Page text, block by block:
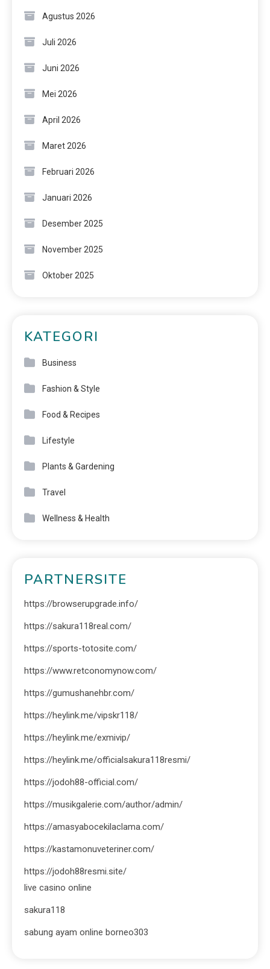
Agustus 2026
Juli 2026
Juni 2026
Mei 2026
April 2026
Maret 2026
Februari 2026
Januari 2026
Desember 2025
November 2025
Oktober 2025
KATEGORI
Business
Fashion & Style
Food & Recipes
Lifestyle
Plants & Gardening
Travel
Wellness & Health
PARTNERSITE
https://browserupgrade.info/
https://sakura118real.com/
https://sports-totosite.com/
https://www.retconomynow.com/
https://gumushanehbr.com/
https://heylink.me/vipskr118/
https://heylink.me/exmivip/
https://heylink.me/officialsakura118resmi/
https://jodoh88-official.com/
https://musikgalerie.com/author/admin/
https://amasyabocekilaclama.com/
https://kastamonuveteriner.com/
https://jodoh88resmi.site/
live casino online
sakura118
sabung ayam online borneo303